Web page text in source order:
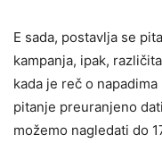
E sada, postavlja se
kampanja, ipak,
kada je reč o
pitanje preuranjeno
možemo nagledati do